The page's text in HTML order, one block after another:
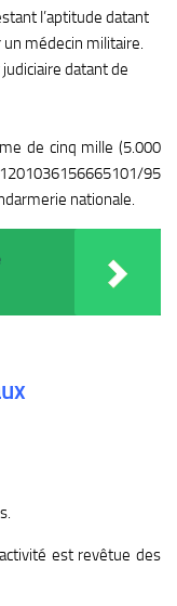
l’aptitude datant
médecin militaire.
datant de
de cinq mille (5.000
95
nationale.
est revêtue des